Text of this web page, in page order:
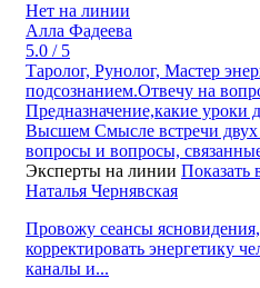
Нет на линии
Алла Фадеева
5.0 / 5
Таролог, Рунолог, Мастер
подсознанием.Отвечу на
Предназначение,какие
Высшем Смысле встречи
вопросы и вопросы,
Эксперты на линии Показать
Наталья Чернявская
Провожу сеансы
корректировать энергетику
каналы и...